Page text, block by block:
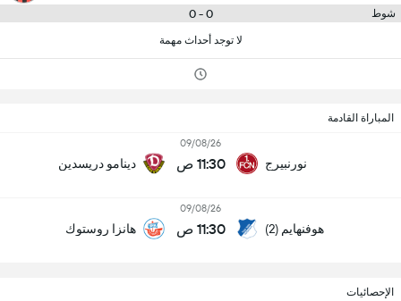
شوط 0 - 0
لا توجد أحداث مهمة
المباراة القادمة
نورنبيرج
09/08/26
11:30 ص دينامو دريسدين
هوفنهايم (2)
09/08/26
11:30 ص هانزا روستوك
الإحصائيات